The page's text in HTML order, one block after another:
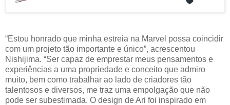
“Estou honrado que minha estreia na Marvel possa coincidir
com um projeto tão importante e único”, acrescentou
Nishijima. “Ser capaz de emprestar meus pensamentos e
experiências a uma propriedade e conceito que admiro
muito, bem como trabalhar ao lado de criadores tão
talentosos e diversos, me traz uma empolgação que não
pode ser subestimada. O design de Ari foi inspirado em